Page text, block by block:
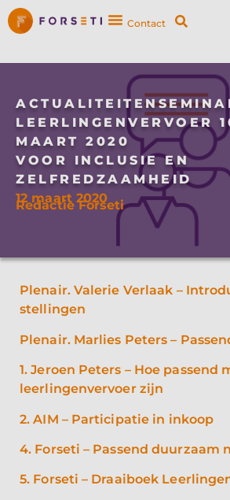
Contact
LEERLINGENVERVOER
MAART 2020
VOOR INCLUSIE EN
ZELFREDZAAMHEID
12 maart 2020
Redactie Forseti
Plenair. Valerie Verlaak –
stellingen
Plenair. Marlies Peters –
1. Jeroen Peters – Hoe passend
leerlingenvervoer zijn
2. AIM – Participatie in inkoop
4. Forseti – Passend duurzaam
5. Forseti – Draaiboek